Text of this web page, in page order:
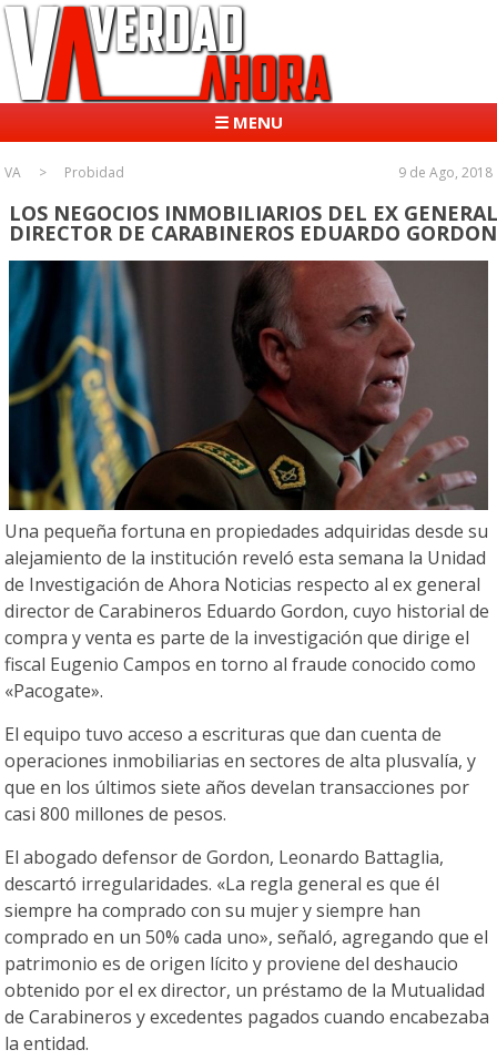
☰ MENU
VA Probidad 9 de Ago, 2018
LOS NEGOCIOS INMOBILIARIOS DEL EX GENERAL
DIRECTOR DE CARABINEROS EDUARDO GORDON
Una pequeña fortuna en propiedades adquiridas desde su
alejamiento de la institución reveló esta semana la Unidad
de Investigación de Ahora Noticias respecto al ex general
director de Carabineros Eduardo Gordon, cuyo historial de
compra y venta es parte de la investigación que dirige el
fiscal Eugenio Campos en torno al fraude conocido como
«Pacogate».
El equipo tuvo acceso a escrituras que dan cuenta de
operaciones inmobiliarias en sectores de alta plusvalía, y
que en los últimos siete años develan transacciones por
casi 800 millones de pesos.
El abogado defensor de Gordon, Leonardo Battaglia,
descartó irregularidades. «La regla general es que él
siempre ha comprado con su mujer y siempre han
comprado en un 50% cada uno», señaló, agregando que el
patrimonio es de origen lícito y proviene del deshaucio
obtenido por el ex director, un préstamo de la Mutualidad
de Carabineros y excedentes pagados cuando encabezaba
la entidad.